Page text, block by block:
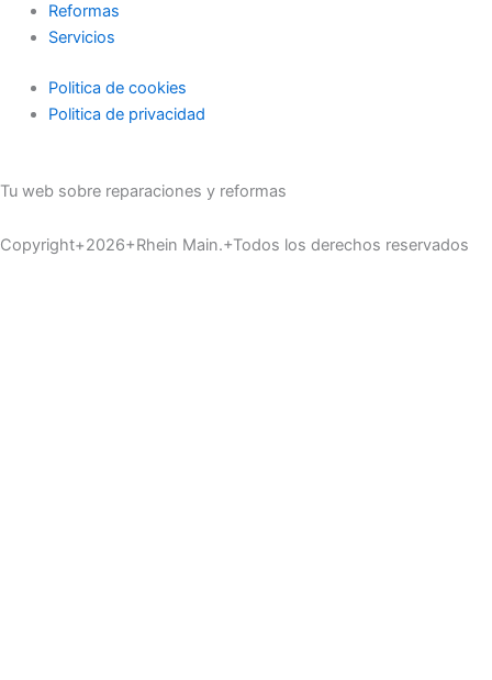
Reformas
Servicios
Politica de cookies
Politica de privacidad
Tu web sobre reparaciones y reformas
Copyright+2026+Rhein Main.+Todos los derechos reservados